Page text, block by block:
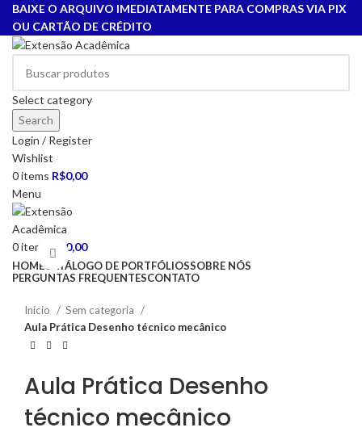
BAIXE O ARQUIVO IMEDIATAMENTE PARA COMPRAS VIA PIX
OU CARTÃO DE CRÉDITO
Select category
Search
Login / Register
Wishlist
0items R$0,00
Menu
0items R$ 0,00
HOMECATÁLOGO DE PORTFÓLIOSSOBRE NÓS
PERGUNTAS FREQUENTESCONTATO
Click to enlarge
Início
Sem categoria
Aula Prática Desenho técnico mecânico
Aula Prática Desenho
técnico mecânico